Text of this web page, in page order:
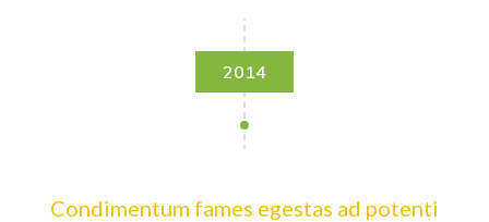
2014
Condimentum fames egestas ad potenti